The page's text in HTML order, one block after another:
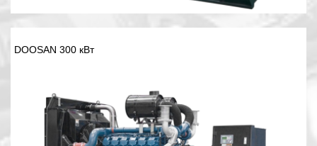
DOOSAN 300 кВт